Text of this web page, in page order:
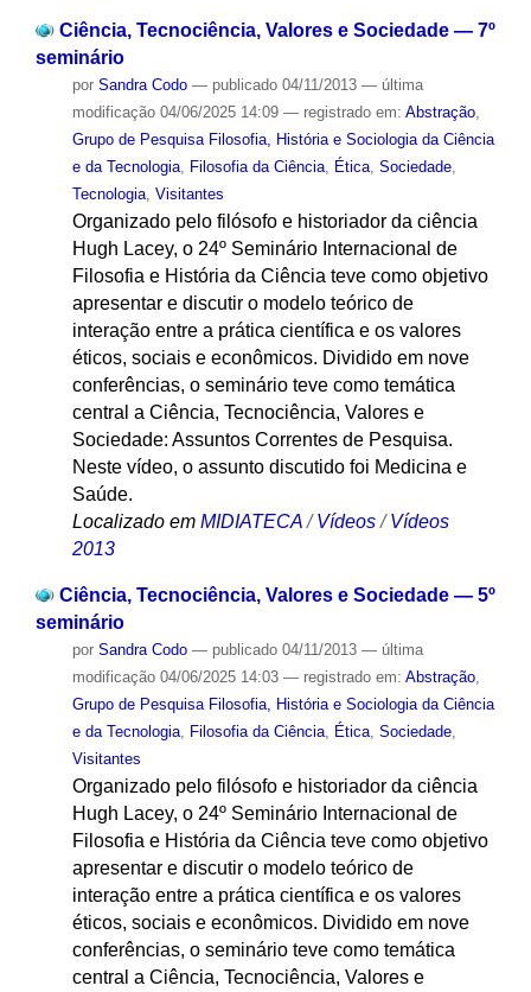
Ciência, Tecnociência, Valores e Sociedade — 7º
seminário
por Sandra Codo — publicado04/11/2013 — última
modificação04/06/2025 14:09 — registrado em: Abstração,
Grupo de Pesquisa Filosofia, História e Sociologia da Ciência
e da Tecnologia, Filosofia da Ciência, Ética, Sociedade,
Tecnologia, Visitantes
Organizado pelo filósofo e historiador da ciência
Hugh Lacey, o 24º Seminário Internacional de
Filosofia e História da Ciência teve como objetivo
apresentar e discutir o modelo teórico de
interação entre a prática científica e os valores
éticos, sociais e econômicos. Dividido em nove
conferências, o seminário teve como temática
central a Ciência, Tecnociência, Valores e
Sociedade: Assuntos Correntes de Pesquisa.
Neste vídeo, o assunto discutido foi Medicina e
Saúde.
Localizado em MIDIATECA /Vídeos /Vídeos
2013
Ciência, Tecnociência, Valores e Sociedade — 5º
seminário
por Sandra Codo — publicado04/11/2013 — última
modificação04/06/2025 14:03 — registrado em: Abstração,
Grupo de Pesquisa Filosofia, História e Sociologia da Ciência
e da Tecnologia, Filosofia da Ciência, Ética, Sociedade,
Visitantes
Organizado pelo filósofo e historiador da ciência
Hugh Lacey, o 24º Seminário Internacional de
Filosofia e História da Ciência teve como objetivo
apresentar e discutir o modelo teórico de
interação entre a prática científica e os valores
éticos, sociais e econômicos. Dividido em nove
conferências, o seminário teve como temática
central a Ciência, Tecnociência, Valores e